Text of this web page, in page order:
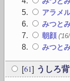
アラメ
みつと
朝顔
みつと
[61] うしろ背